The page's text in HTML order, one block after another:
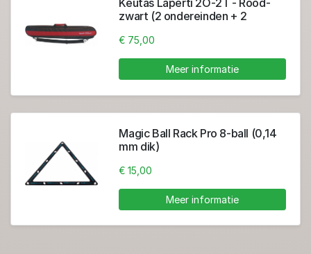
Keutas Laperti 2O-2T - Rood-
zwart (2 ondereinden + 2
€ 75,00
Meer informatie
Magic Ball Rack Pro 8-ball (0,14
mm dik)
€ 15,00
Meer informatie